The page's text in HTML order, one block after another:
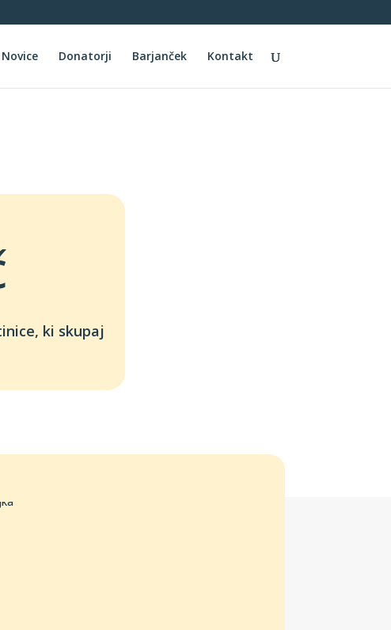
Novice Donatorji Barjanček Kontakt
ki skupaj